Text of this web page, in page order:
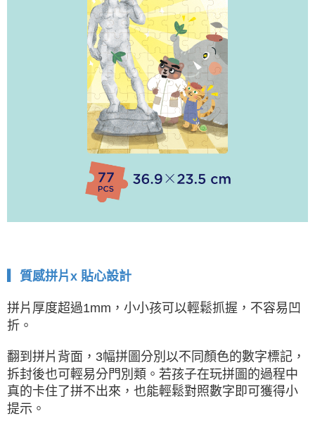
▎質感拼片x 貼心設計
拼片厚度超過1mm，小小孩可以輕鬆抓握，不容易凹
折。
翻到拼片背面，3幅拼圖分別以不同顏色的數字標記，
拆封後也可輕易分門別類。 若孩子在玩拼圖的過程中
真的卡住了拼不出來，也能輕鬆對照數字即可獲得小
提示。